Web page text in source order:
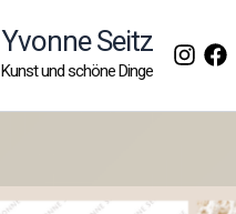
Yvonne Seitz
Kunst und schöne Dinge